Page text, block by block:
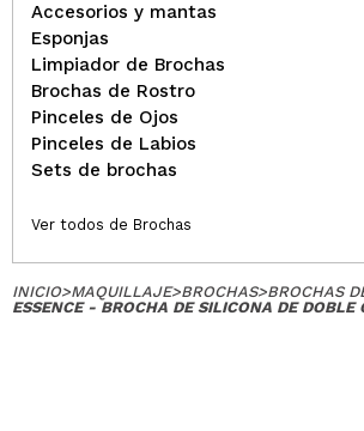
Accesorios y mantas
Esponjas
Limpiador de Brochas
Brochas de Rostro
Pinceles de Ojos
Pinceles de Labios
Sets de brochas
Ver todos de Brochas
INICIO>MAQUILLAJE>BROCHAS>BROCHAS
ESSENCE - BROCHA DE SILICONA DE DOBLE